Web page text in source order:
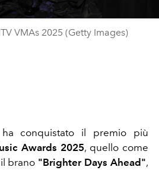
VMAs 2025 (Getty Images)
ha conquistato il premio più
Awards 2025, quello come
brano "Brighter Days Ahead",